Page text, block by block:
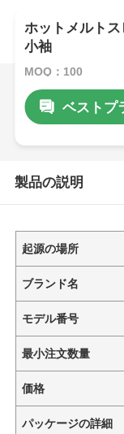
ホットメルト
小袖
MOQ：100
ベストプ
製品の説明
起源の場所
ブランド名
モデル番号
最小注文数量
価格
パッケージの詳細